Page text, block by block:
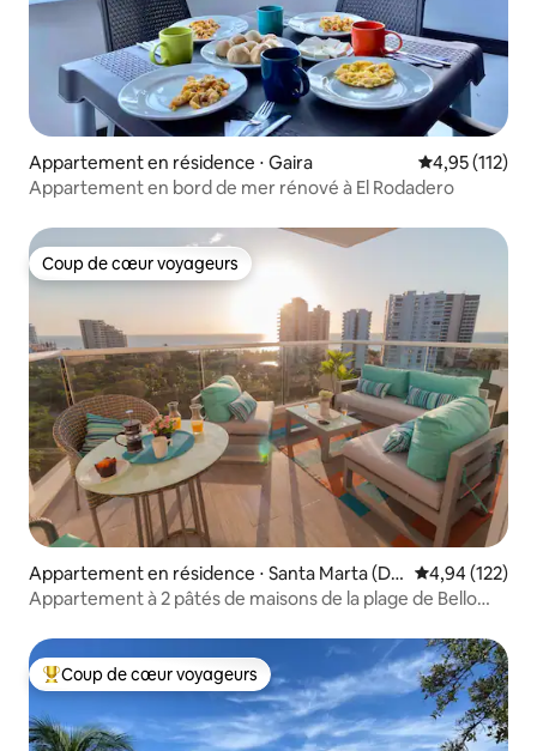
Appartement en résidence ⋅ Gaira Évaluation
4,95 (112)
Appartement en bord de mer rénové à El Rodadero
Coup de cœur voyageurs
Coup de cœur voyageurs
Appartement en résidence ⋅ Santa Marta (Dis
trito Turístico Cultural E Histórico)
Évaluation
4,94 (122)
Appartement à 2 pâtés de maisons de la plage de Bello
Coups de cœur voyageurs les plus appréciés
Coup de cœur voyageurs